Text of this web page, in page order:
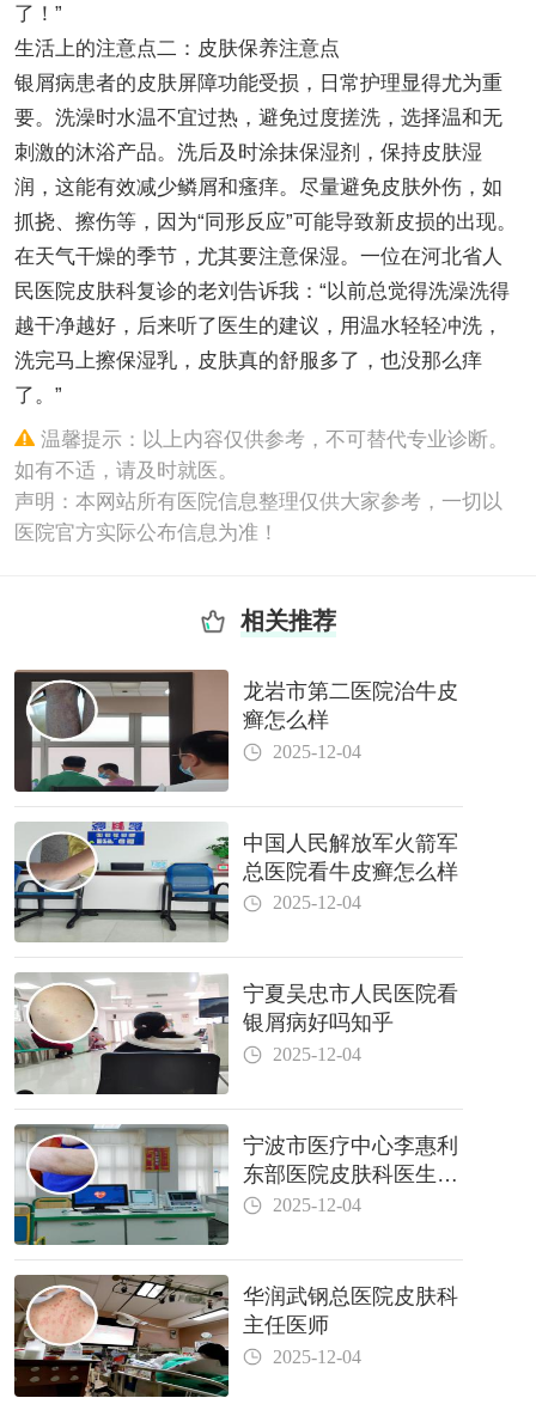
了！”
生活上的注意点二：皮肤保养注意点
银屑病患者的皮肤屏障功能受损，日常护理显得尤为重
要。洗澡时水温不宜过热，避免过度搓洗，选择温和无
刺激的沐浴产品。洗后及时涂抹保湿剂，保持皮肤湿
润，这能有效减少鳞屑和瘙痒。尽量避免皮肤外伤，如
抓挠、擦伤等，因为“同形反应”可能导致新皮损的出现。
在天气干燥的季节，尤其要注意保湿。一位在河北省人
民医院皮肤科复诊的老刘告诉我：“以前总觉得洗澡洗得
越干净越好，后来听了医生的建议，用温水轻轻冲洗，
洗完马上擦保湿乳，皮肤真的舒服多了，也没那么痒
了。”
温馨提示：以上内容仅供参考，不可替代专业诊断。
如有不适，请及时就医。
声明：本网站所有医院信息整理仅供大家参考，一切以
医院官方实际公布信息为准！
相关推荐
龙岩市第二医院治牛皮
癣怎么样
2025-12-04
中国人民解放军火箭军
总医院看牛皮癣怎么样
2025-12-04
宁夏吴忠市人民医院看
银屑病好吗知乎
2025-12-04
宁波市医疗中心李惠利
东部医院皮肤科医生哪
个好2025-12-04
华润武钢总医院皮肤科
主任医师
2025-12-04